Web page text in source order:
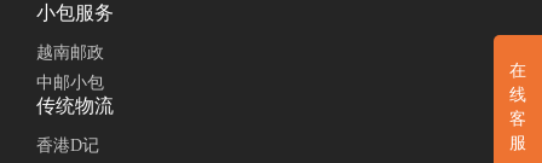
小包服务
越南邮政
中邮小包
传统物流
香港D记
在
线
客
服